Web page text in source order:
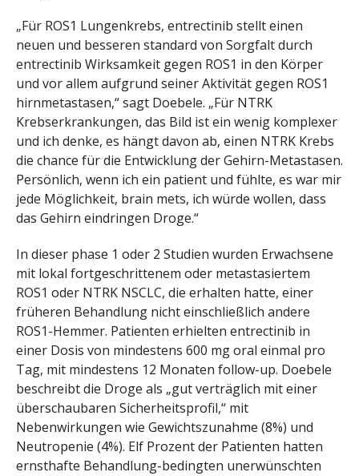
„Für ROS1 Lungenkrebs, entrectinib stellt einen
neuen und besseren standard von Sorgfalt durch
entrectinib Wirksamkeit gegen ROS1 in den Körper
und vor allem aufgrund seiner Aktivität gegen ROS1
hirnmetastasen,“ sagt Doebele. „Für NTRK
Krebserkrankungen, das Bild ist ein wenig komplexer
und ich denke, es hängt davon ab, einen NTRK Krebs
die chance für die Entwicklung der Gehirn-Metastasen.
Persönlich, wenn ich ein patient und fühlte, es war mir
jede Möglichkeit, brain mets, ich würde wollen, dass
das Gehirn eindringen Droge.“
In dieser phase 1 oder 2 Studien wurden Erwachsene
mit lokal fortgeschrittenem oder metastasiertem
ROS1 oder NTRK NSCLC, die erhalten hatte, einer
früheren Behandlung nicht einschließlich andere
ROS1-Hemmer. Patienten erhielten entrectinib in
einer Dosis von mindestens 600 mg oral einmal pro
Tag, mit mindestens 12 Monaten follow-up. Doebele
beschreibt die Droge als „gut verträglich mit einer
überschaubaren Sicherheitsprofil,“ mit
Nebenwirkungen wie Gewichtszunahme (8%) und
Neutropenie (4%). Elf Prozent der Patienten hatten
ernsthafte Behandlung-bedingten unerwünschten